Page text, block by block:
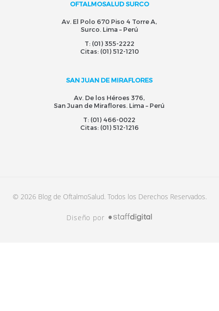
OFTALMOSALUD SURCO
Av. El Polo 670 Piso 4 Torre A,
Surco. Lima – Perú
T: (01) 355-2222
Citas: (01) 512-1210
SAN JUAN DE MIRAFLORES
Av. De los Héroes 376,
San Juan de Miraflores. Lima – Perú
T: (01) 466-0022
Citas: (01) 512-1216
© 2026 Blog de OftalmoSalud. Todos los Derechos Reservados.
Diseño por